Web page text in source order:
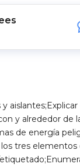
y alrededor de
de energía
tres